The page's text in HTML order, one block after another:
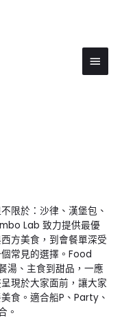
Main
限於：沙律、漢堡包、
Lab 致力提供最優
方美食，到會餐單深受
常見的選擇。Food
湯、主食到甜品，一應
現於大家面前，讓大家
食。適合船P、Party、
。